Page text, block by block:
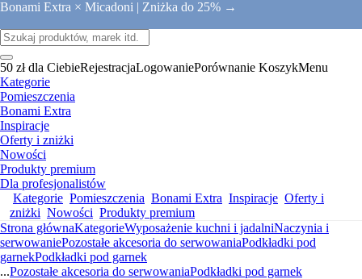
Bonami Extra × Micadoni | Zniżka do 25% →
50 zł dla CiebieRejestracjaLogowaniePorównanie KoszykMenu
Kategorie
Pomieszczenia
Bonami Extra
Inspiracje
Oferty i zniżki
Nowości
Produkty premium
Dla profesjonalistów
Kategorie Pomieszczenia Bonami Extra Inspiracje Oferty i
zniżki Nowości Produkty premium
Strona głównaKategorieWyposażenie kuchni i jadalniNaczynia i
serwowaniePozostałe akcesoria do serwowaniaPodkładki pod
garnekPodkładki pod garnek
...Pozostałe akcesoria do serwowaniaPodkładki pod garnek